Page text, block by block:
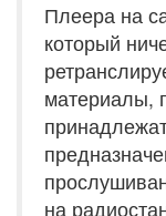
Плеера на
который
материалы,
на